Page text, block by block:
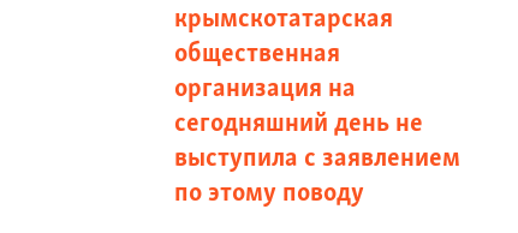
крымскотатарская
общественная
организация на
сегодняшний день не
выступила с заявлением
по этому поводу